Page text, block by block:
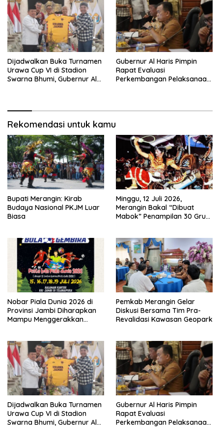
Dijadwalkan Buka Turnamen
Urawa Cup VI di Stadion
Swarna Bhumi, Gubernur Al
Gubernur Al Haris Pimpin
Rapat Evaluasi
Perkembangan Pelaksanaan
Rekomendasi untuk kamu
Bupati Merangin: Kirab
Budaya Nasional PKJM Luar
Biasa
Minggu, 12 Juli 2026,
Merangin Bakal “Dibuat
Mabok” Penampilan 30 Grup
Nobar Piala Dunia 2026 di
Provinsi Jambi Diharapkan
Mampu Menggerakkan
Pemkab Merangin Gelar
Diskusi Bersama Tim Pra-
Revalidasi Kawasan Geopark
Dijadwalkan Buka Turnamen
Urawa Cup VI di Stadion
Swarna Bhumi, Gubernur Al
Gubernur Al Haris Pimpin
Rapat Evaluasi
Perkembangan Pelaksanaan